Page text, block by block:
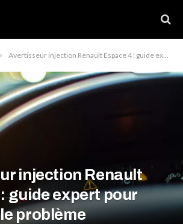
Avertisseur injection Renault Espace 4 : guide expert pour résoudre le problème
injection Renault
guide expert pour
problème